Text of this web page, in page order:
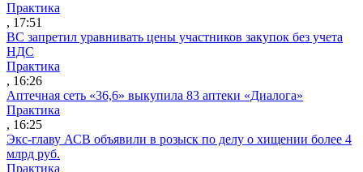
Практика
, 17:51
ВС запретил уравнивать цены участников закупок без учета
НДС
Практика
, 16:26
Аптечная сеть «36,6» выкупила 83 аптеки «Диалога»
Практика
, 16:25
Экс-главу АСВ объявили в розыск по делу о хищении более 4
млрд руб.
Практика